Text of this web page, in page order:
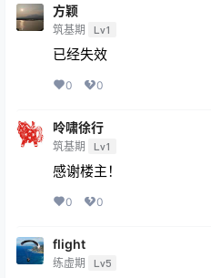
方颖
筑基期 Lv1
已经失效
0 0
呤啸徐行
筑基期 Lv1
感谢楼主！
0 0
flight
练虚期 Lv5